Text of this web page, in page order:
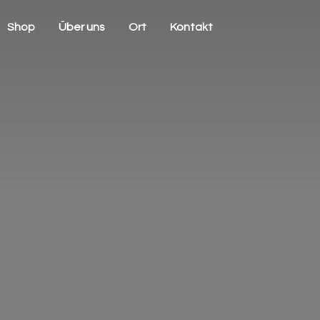
Shop Über uns Ort Kontakt